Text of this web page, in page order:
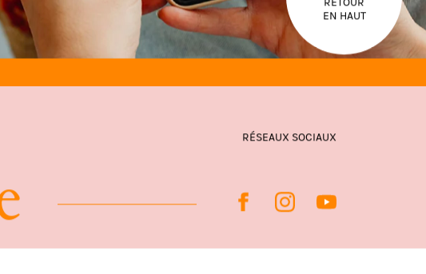
RETOUR
EN HAUT
RÉSEAUX SOCIAUX